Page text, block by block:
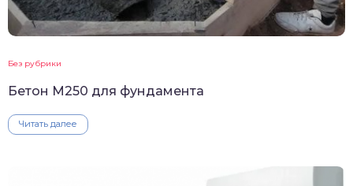
Без рубрики
Бетон М250 для фундамента
Читать далее